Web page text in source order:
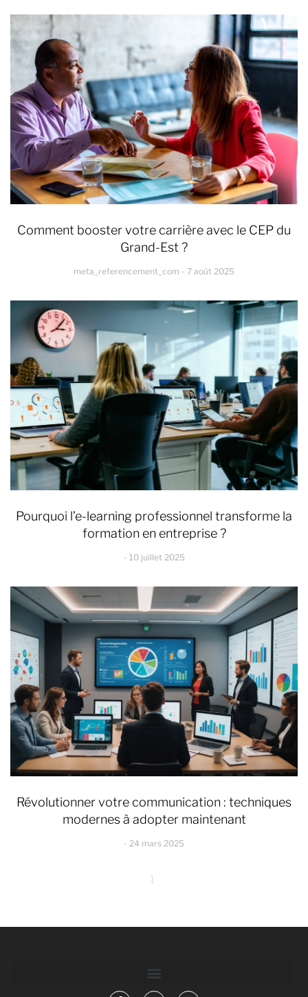
Comment booster votre carrière avec le CEP du
Grand-Est ?
meta_referencement_com 7 août 2025
Pourquoi l’e-learning professionnel transforme la
formation en entreprise ?
10 juillet 2025
Révolutionner votre communication : techniques
modernes à adopter maintenant
24 mars 2025
1